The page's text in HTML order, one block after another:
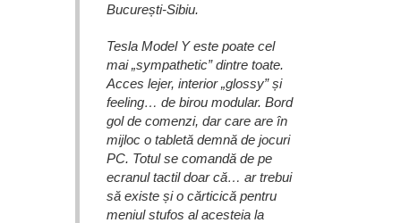
București-Sibiu.
Tesla Model Y este poate cel
mai „sympathetic” dintre toate.
Acces lejer, interior „glossy” și
feeling… de birou modular. Bord
gol de comenzi, dar care are în
mijloc o tabletă demnă de jocuri
PC. Totul se comandă de pe
ecranul tactil doar că… ar trebui
să existe și o cărticică pentru
meniul stufos al acesteia la